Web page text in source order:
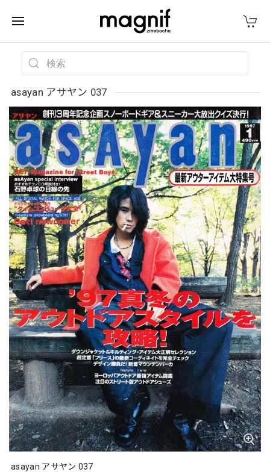
asayan アサヤン 037
asayan アサヤン 037